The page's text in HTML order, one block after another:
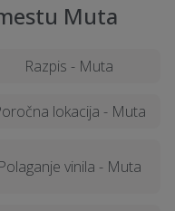
Muta
Razpis - Muta
lokacija - Muta
Polaganje vinila - Muta